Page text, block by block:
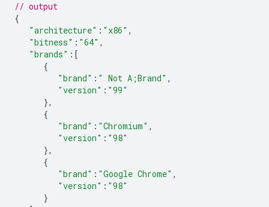
// output
{
"architecture" : "x86" ,
"bitness" : "64" ,
"brands" : [
{
"brand" : " Not A;Brand" ,
"version" : "99"
},
{
"brand" : "Chromium" ,
"version" : "98"
},
{
"brand" : "Google Chrome" ,
"version" : "98"
}